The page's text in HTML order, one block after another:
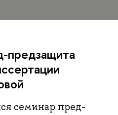
предзащита
семинар пред-